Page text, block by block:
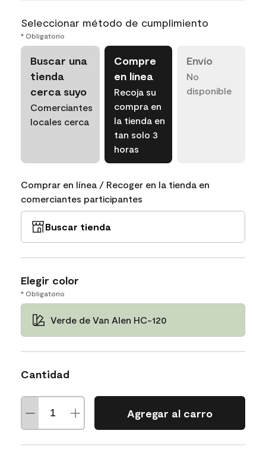
Seleccionar método de cumplimiento
* Obligatorio
Buscar una
tienda
cerca suyo
Comerciantes
locales cerca
Compre
en línea
Recoja su
compra en
la tienda en
tan solo 3
horas
Envío
No
disponible
Comprar en línea / Recoger en la tienda en
comerciantes participantes
Buscar tienda
Elegir color
* Obligatorio
Verde de Van Alen HC-120
Cantidad
Agregar al carro